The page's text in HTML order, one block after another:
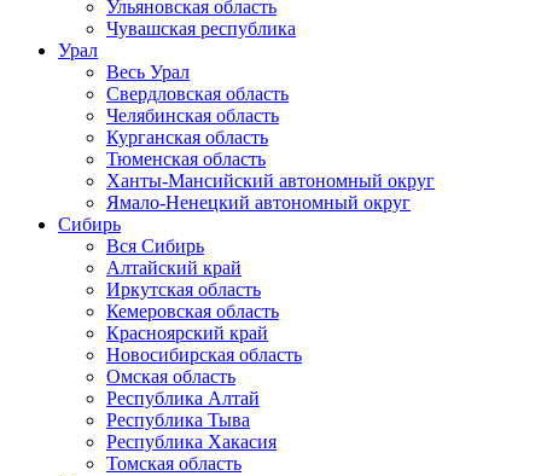
Ульяновская область
Чувашская республика
Урал
Весь Урал
Свердловская область
Челябинская область
Курганская область
Тюменская область
Ханты-Мансийский автономный округ
Ямало-Ненецкий автономный округ
Сибирь
Вся Сибирь
Алтайский край
Иркутская область
Кемеровская область
Красноярский край
Новосибирская область
Омская область
Республика Алтай
Республика Тыва
Республика Хакасия
Томская область